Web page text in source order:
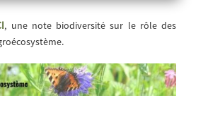
, une note biodiversité sur le rôle des